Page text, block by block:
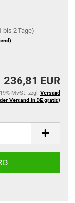
bis 2 Tage)
236,81 EUR
MwSt. zzgl. Versand
Versand in DE gratis)